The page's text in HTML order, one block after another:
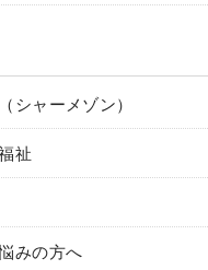
シャーメゾン）
祉
みの方へ